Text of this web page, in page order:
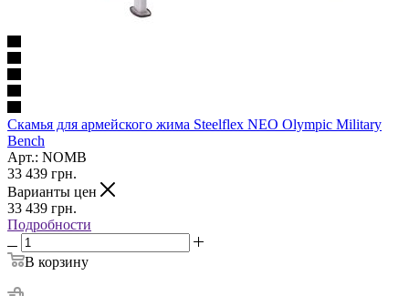
Скамья для армейского жима Steelflex NEO Olympic Military
Bench
Арт.: NOMB
33 439 грн.
Варианты цен
33 439 грн.
Подробности
В корзину